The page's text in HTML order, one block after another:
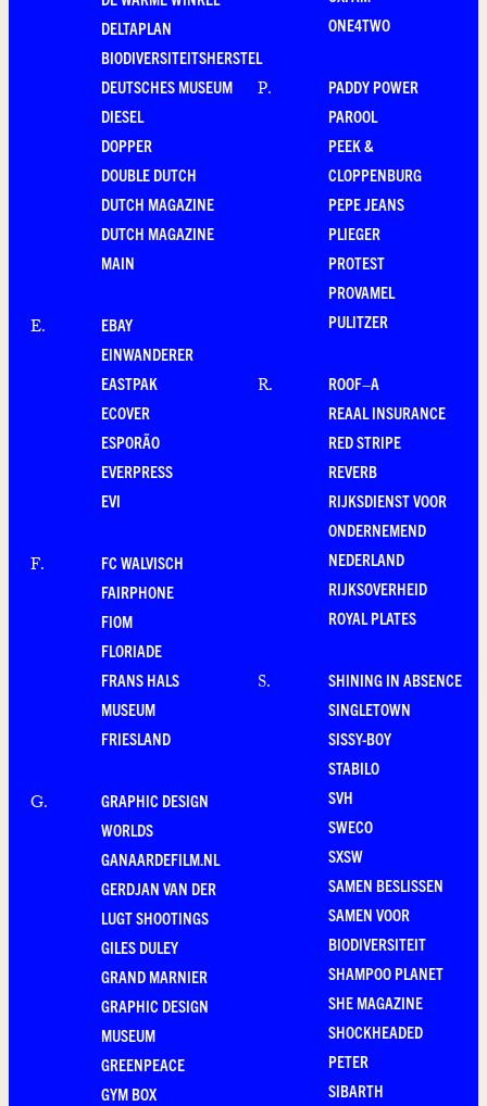
DELTAPLAN
BIODIVERSITEITSHERSTEL
DEUTSCHES MUSEUM
DIESEL
DOPPER
DOUBLE DUTCH
DUTCH MAGAZINE
DUTCH MAGAZINE
MAIN
E.
EBAY
EINWANDERER
EASTPAK
ECOVER
ESPORÃO
EVERPRESS
EVI
F.
FC WALVISCH
FAIRPHONE
FIOM
FLORIADE
FRANS HALS
MUSEUM
FRIESLAND
G.
GRAPHIC DESIGN
WORLDS
GANAARDEFILM.NL
GERDJAN VAN DER
LUGT SHOOTINGS
GILES DULEY
GRAND MARNIER
GRAPHIC DESIGN
MUSEUM
GREENPEACE
GYM BOX
ONE4TWO
P.
PADDY POWER
PAROOL
PEEK &
CLOPPENBURG
PEPE JEANS
PLIEGER
PROTEST
PROVAMEL
PULITZER
R.
ROOF–A
REAAL INSURANCE
RED STRIPE
REVERB
RIJKSDIENST VOOR
ONDERNEMEND
NEDERLAND
RIJKSOVERHEID
ROYAL PLATES
S.
SHINING IN ABSENCE
SINGLETOWN
SISSY-BOY
STABILO
SVH
SWECO
SXSW
SAMEN BESLISSEN
SAMEN VOOR
BIODIVERSITEIT
SHAMPOO PLANET
SHE MAGAZINE
SHOCKHEADED
PETER
SIBARTH